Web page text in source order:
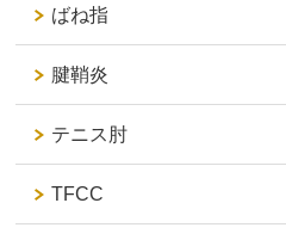
ばね指
腱鞘炎
テニス肘
TFCC